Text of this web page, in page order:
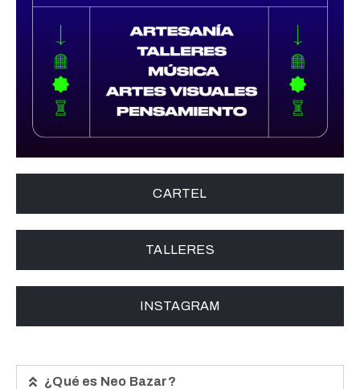
CARTEL
TALLERES
INSTAGRAM
¿Qué es Neo Bazar?